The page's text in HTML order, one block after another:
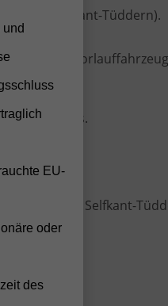
(frei Selfkant-Tüddern).
oder
Fahrzeugs.
vor Ort in Selfkant-
EU-
oder
des